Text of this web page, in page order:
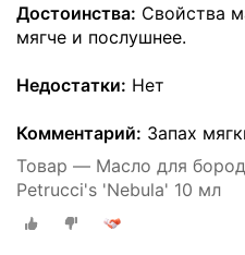
Достоинства: Свойства
мягче и послушнее.
Недостатки: Нет
Комментарий: Запах
Товар — Масло для
Petrucci's 'Nebula' 10 мл